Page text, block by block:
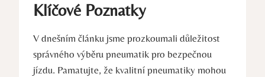
Klíčové Poznatky
V dnešním článku jsme prozkoumali důležitost
správného výběru pneumatik pro bezpečnou
jízdu. Pamatujte, že kvalitní pneumatiky mohou